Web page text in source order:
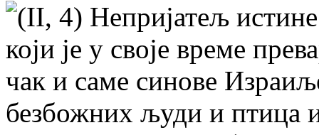
(II, 4) Непријатељ
који је у своје време
чак и саме синове
безбожних људи и птица